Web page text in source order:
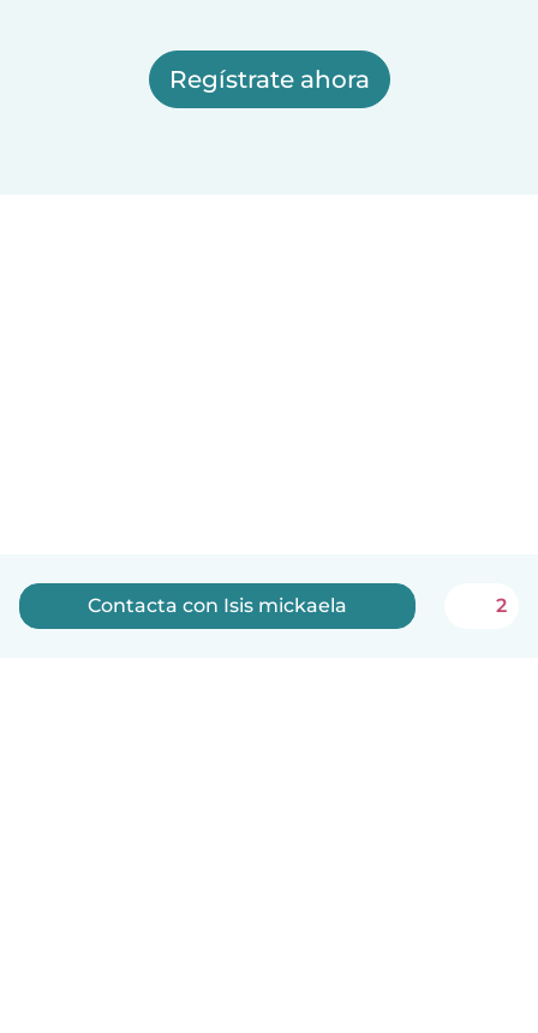
Regístrate ahora
Contacta con Isis mickaela 2